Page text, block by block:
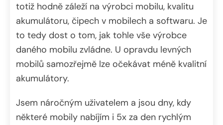
totiž hodně záleží na výrobci mobilu, kvalitu
akumulátoru, čipech v mobilech a softwaru. Je
to tedy dost o tom, jak tohle vše výrobce
daného mobilu zvládne. U opravdu levných
mobilů samozřejmě lze očekávat méně kvalitní
akumulátory.
Jsem náročným uživatelem a jsou dny, kdy
některé mobily nabíjím i 5x za den rychlým